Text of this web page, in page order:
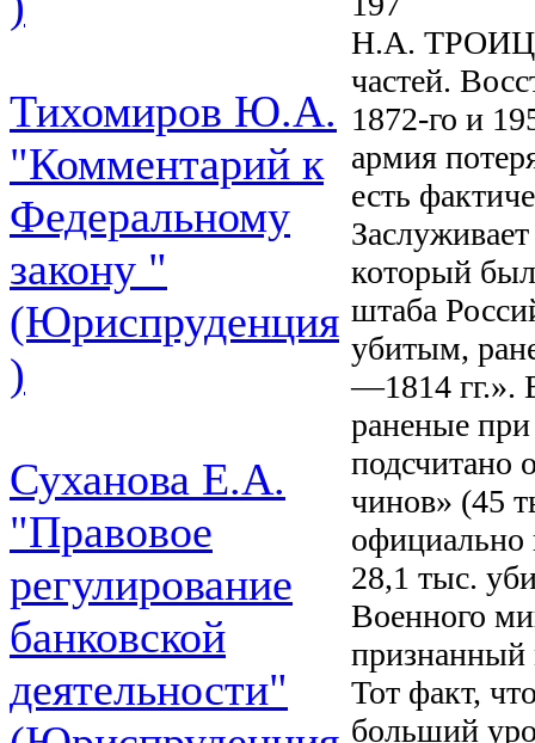
Тихомиров Ю.А.
"Комментарий к
Федеральному
закону "
(Юриспруденция
)
Суханова Е.А.
"Правовое
регулирование
банковской
деятельности"
H.A.
частей.
1872-го и
армия
есть
который
штаба
убитым,
—1814 гг.».
раненые
подсчитано
чинов» (45
официально
28,1 тыс.
Военного
признанный
Тот факт,
больший